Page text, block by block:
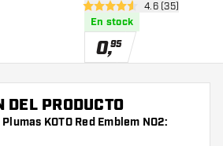
reseñas abrir panel de
4.6 estrellas de puntuación
4.6 (35)
En stock
0,95
DEL PRODUCTO
KOTO Red Emblem NO2: